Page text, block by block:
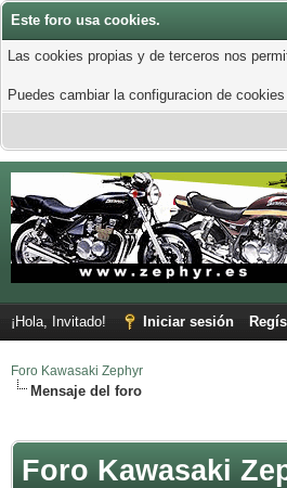
Este foro usa cookies.
Las cookies propias y de terceros nos
Puedes cambiar la configuracion de
¡Hola, Invitado! Iniciar sesión
Foro Kawasaki Zephyr
Mensaje del foro
Foro Kawasaki